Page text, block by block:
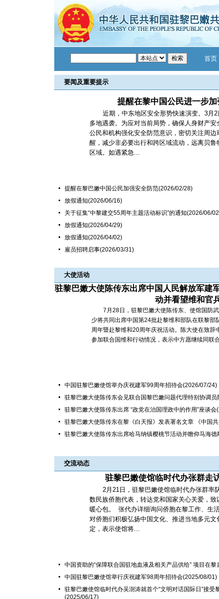
首页
要闻及重要提示
提醒在黎中国公民进一步
近期，中东地区安全形势快速演变。3月
多地遇袭。为应对当前局势，确保人身财产
公民和机构强化安全防范意识，密切关注周
醒，减少非必要出行和跨区域流动，远离贝
区域。如遇紧急...
提醒在黎巴嫩中国公民加强安全防范(2026/02/28)
放假通知(2026/06/16)
关于征集“中黎建交55周年主题活动标识”的通知(2026/06/
放假通知(2026/04/29)
放假通知(2026/04/02)
雇员招聘启事(2026/03/31)
大使活动
驻黎巴嫩大使陈传东出席中国人民解放军建
动并看望维和官
7月28日，驻黎巴嫩大使陈传东、使馆国防武
少将共同出席中国第24批赴黎维和部队在联黎
周年暨赴黎维和20周年庆祝活动。陈大使在致
参加联合国维和行动情况，表示中方愿继续同联
中国驻黎巴嫩使馆举办庆祝建军99周年招待会(2026/07/24)
驻黎巴嫩大使陈传东会见联合国黎巴嫩问题代理特别协调员
驻黎巴嫩大使陈传东出席 “政党在治国理政中的作用”座谈会
驻黎巴嫩大使陈传东在黎《白天报》发表署名文章 《中国
驻黎巴嫩大使陈传东出席哈马纳镇樱桃节活动并瞻仰马海德
交流动态
驻黎巴嫩使馆临时代办张群走
2月21日，驻黎巴嫩使馆临时代办张群率
数民族侨胞代表，转达党和国家关心关爱，
暖心包。 张代办详细询问侨胞在黎工作、生
对侨胞们积极弘扬中国文化、推进当地多元
定，表示使馆将...
中国资助的“保障联合国驻地血液及相关产品供给” 项目在黎
中国驻黎巴嫩使馆举行庆祝建军98周年招待会(2025/08/01)
驻黎巴嫩使馆临时代办吴澍涛就首个“文明对话国际日”接受
(2025/06/17)